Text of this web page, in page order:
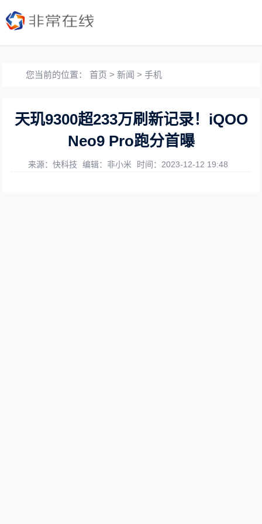
您当前的位置：首页 >新闻 >手机
天玑9300超233万刷新记录！iQOO
Neo9 Pro跑分首曝
来源：快科技 编辑：非小米 时间：2023-12-12 19:48